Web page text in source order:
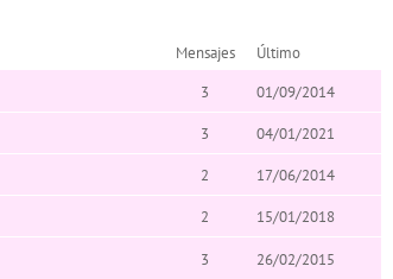
Mensajes
Último
3 01/09/2014
3 04/01/2021
2 17/06/2014
2 15/01/2018
3 26/02/2015